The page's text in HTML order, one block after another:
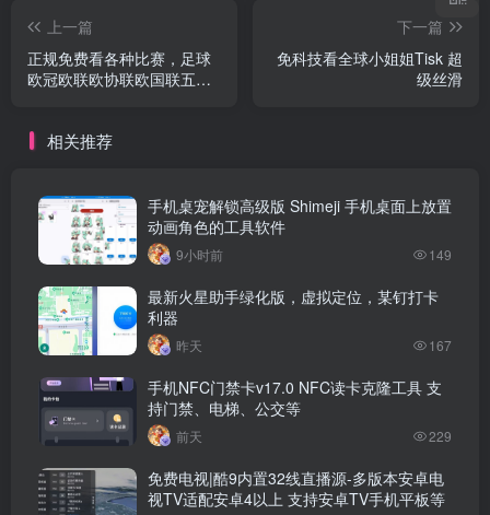
上一篇
正规免费看各种比赛，足球
欧冠欧联欧协联欧国联五大
下一篇
免科技看全球小姐姐Tisk 超
级丝滑
相关推荐
手机桌宠解锁高级版 Shimeji 手机桌面上放置
动画角色的工具软件
9小时前 149
最新火星助手绿化版，虚拟定位，某钉打卡
利器
昨天 167
手机NFC门禁卡v17.0 NFC读卡克隆工具 支
持门禁、电梯、公交等
前天 229
免费电视|酷9内置32线直播源-多版本安卓电
视TV适配安卓4以上 支持安卓TV手机平板等